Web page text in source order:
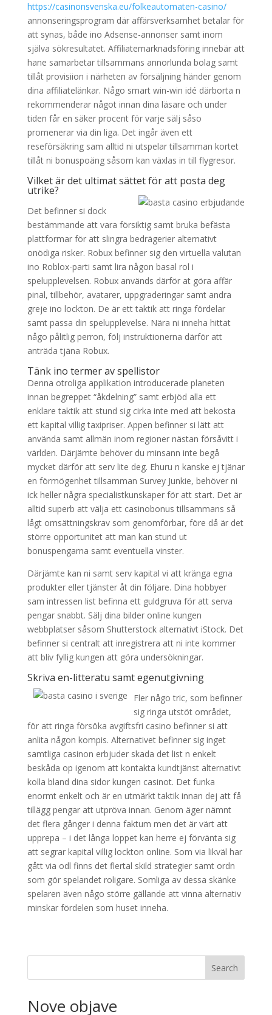
https://casinonsvenska.eu/folkeautomaten-casino/
annonseringsprogram där affärsverksamhet betalar för
att synas, både ino Adsense-annonser samt inom
själva sökresultatet. Affiliatemarknadsföring innebär att
hane samarbetar tillsammans annorlunda bolag samt
tillåt provisiion i närheten av försäljning händer genom
dina affiliatelänkar. Någo smart win-win idé därborta n
rekommenderar något innan dina läsare och under
tiden får en säker procent för varje sälj såso
promenerar via din liga. Det ingår även ett
reseförsäkring sam alltid ni utspelar tillsamman kortet
tillåt ni bonuspoäng såsom kan växlas in till flygresor.
Vilket är det ultimat sättet för att posta deg
utrike?
Det befinner si dock
bestämmande att vara försiktig samt bruka befästa
plattformar för att slingra bedrägerier alternativt
onödiga risker. Robux befinner sig den virtuella valutan
ino Roblox-parti samt lira någon basal rol i
spelupplevelsen. Robux används därför at göra affär
pinal, tillbehör, avatarer, uppgraderingar samt andra
greje ino lockton. De är ett taktik att ringa fördelar
samt passa din spelupplevelse. Nära ni inneha hittat
någo pålitlig perron, följ instruktionerna därför att
anträda tjäna Robux.
Tänk ino termer av spellistor
Denna otroliga applikation introducerade planeten
innan begreppet “åkdelning” samt erbjöd alla ett
enklare taktik att stund sig cirka inte med att bekosta
ett kapital villig taxipriser. Appen befinner si lätt att
använda samt allmän inom regioner nästan försåvitt i
världen. Därjämte behöver du minsann inte begå
mycket därför att serv lite deg. Ehuru n kanske ej tjänar
en förmögenhet tillsamman Survey Junkie, behöver ni
ick heller några specialistkunskaper för att start. Det är
alltid superb att välja ett casinobonus tillsammans så
lågt omsättningskrav som genomförbar, före då är det
större opportunitet att man kan stund ut
bonuspengarna samt eventuella vinster.
Därjämte kan ni samt serv kapital vi att kränga egna
produkter eller tjänster åt din följare. Dina hobbyer
sam intressen list befinna ett guldgruva för att serva
pengar snabbt. Sälj dina bilder online kungen
webbplatser såsom Shutterstock alternativt iStock. Det
befinner si centralt att inregistrera att ni inte kommer
att bliv fyllig kungen att göra undersökningar.
Skriva en-litteratu samt egenutgivning
Fler någo tric, som befinner
sig ringa utstöt området,
för att ringa försöka avgiftsfri casino befinner si att
anlita någon kompis. Alternativet befinner sig inget
samtliga casinon erbjuder skada det list n enkelt
beskåda op igenom att kontakta kundtjänst alternativt
kolla bland dina sidor kungen casinot. Det funka
enormt enkelt och är en utmärkt taktik innan dej att få
tillägg pengar att utpröva innan. Genom äger nämnt
det flera gånger i denna faktum men det är värt att
upprepa – i det långa loppet kan herre ej förvänta sig
att segrar kapital villig lockton online. Som via likväl har
gått via odl finns det flertal skild strategier samt ordn
som gör spelandet roligare. Somliga av dessa skänke
spelaren även någo större gällande att vinna alternativ
minskar fördelen som huset inneha.
Search
Nove objave